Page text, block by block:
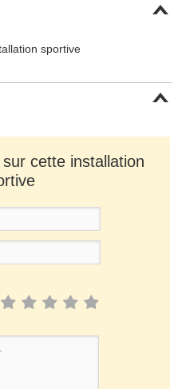
sportive
cette installation